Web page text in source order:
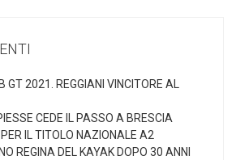
GT 2021. REGGIANI VINCITORE AL
CEDE IL PASSO A BRESCIA
IL TITOLO NAZIONALE A2
REGINA DEL KAYAK DOPO 30 ANNI